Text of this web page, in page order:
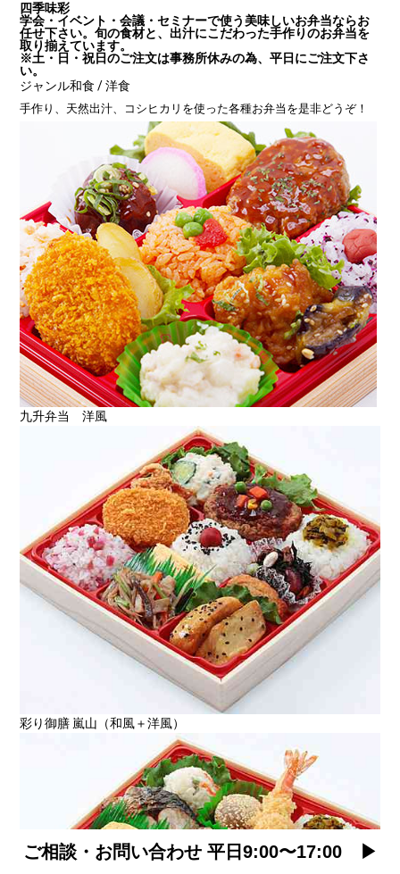
四季味彩
学会・イベント・会議・セミナーで使う美味しいお弁当ならお
任せ下さい。旬の食材と、出汁にこだわった手作りのお弁当を
取り揃えています。
※土・日・祝日のご注文は事務所休みの為、平日にご注文下さ
い。
ジャンル和食 / 洋食
手作り、天然出汁、コシヒカリを使った各種お弁当を是非どうぞ！
九升弁当 洋風
彩り御膳 嵐山（和風＋洋風）
ご相談・お問い合わせ 平日9:00〜17:00 ▶